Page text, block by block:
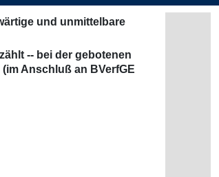
und unmittelbare
-- bei der gebotenen
Anschluß an BVerfGE